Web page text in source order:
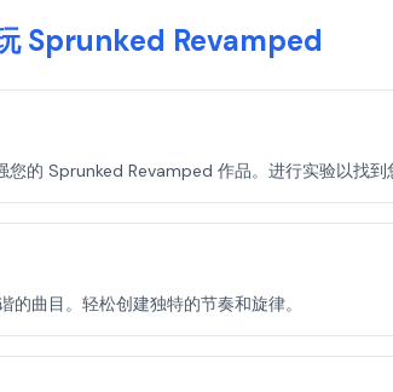
Sprunked Revamped
的 Sprunked Revamped 作品。进行实验以找到
曲目。轻松创建独特的节奏和旋律。